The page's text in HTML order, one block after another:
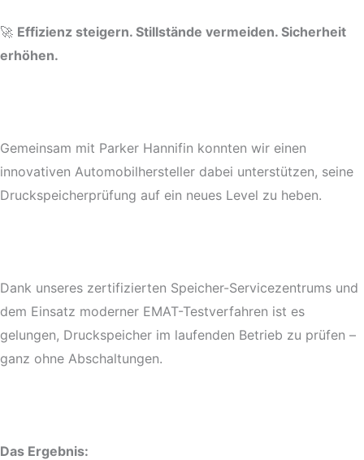
🚀 Effizienz steigern. Stillstände vermeiden. Sicherheit
erhöhen.
Gemeinsam mit Parker Hannifin konnten wir einen
innovativen Automobilhersteller dabei unterstützen, seine
Druckspeicherprüfung auf ein neues Level zu heben.
Dank unseres zertifizierten Speicher-Servicezentrums und
dem Einsatz moderner EMAT-Testverfahren ist es
gelungen, Druckspeicher im laufenden Betrieb zu prüfen –
ganz ohne Abschaltungen.
Das Ergebnis: